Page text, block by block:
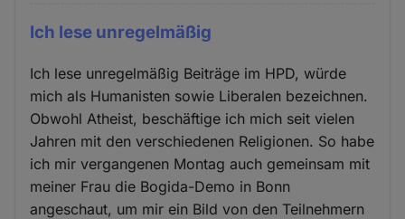
Ich lese unregelmäßig
Ich lese unregelmäßig Beiträge im HPD, würde
mich als Humanisten sowie Liberalen bezeichnen.
Obwohl Atheist, beschäftige ich mich seit vielen
Jahren mit den verschiedenen Religionen. So habe
ich mir vergangenen Montag auch gemeinsam mit
meiner Frau die Bogida-Demo in Bonn
angeschaut, um mir ein Bild von den Teilnehmern